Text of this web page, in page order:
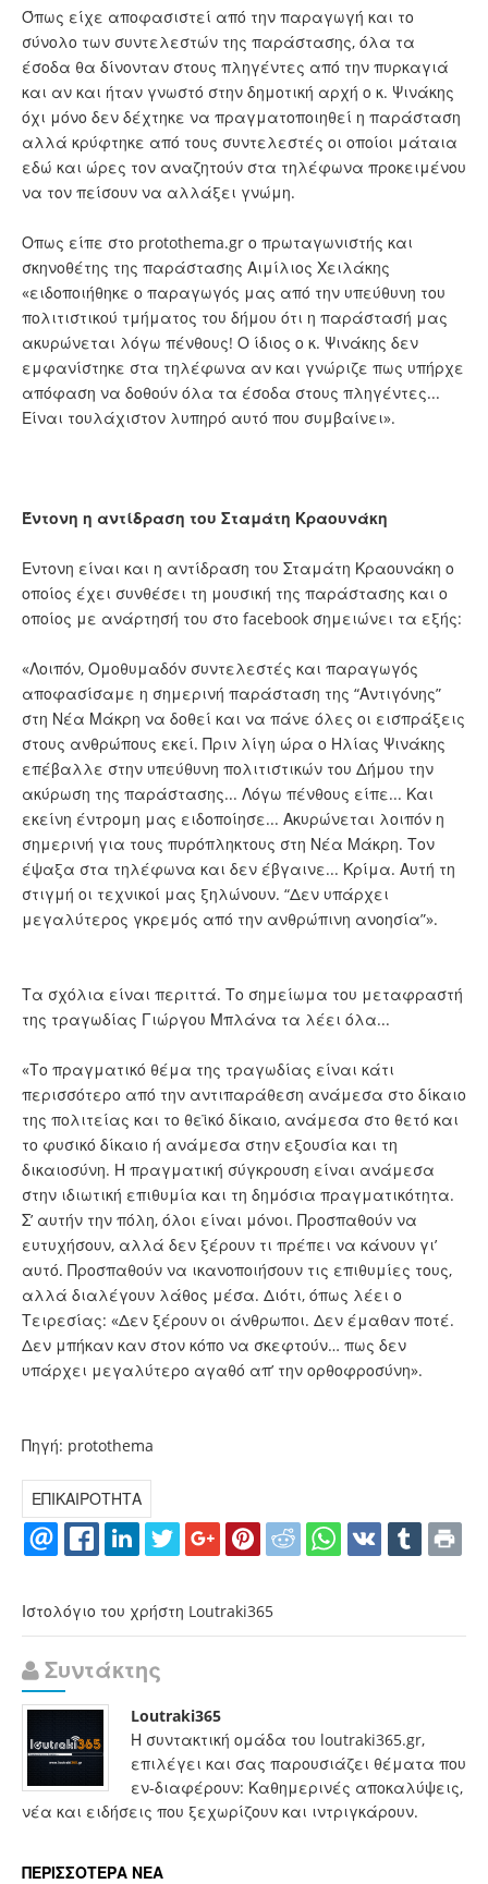
Όπως είχε αποφασιστεί από την παραγωγή και το
σύνολο των συντελεστών της παράστασης, όλα τα
έσοδα θα δίνονταν στους πληγέντες από την πυρκαγιά
και αν και ήταν γνωστό στην δημοτική αρχή ο κ. Ψινάκης
όχι μόνο δεν δέχτηκε να πραγματοποιηθεί η παράσταση
αλλά κρύφτηκε από τους συντελεστές οι οποίοι μάταια
εδώ και ώρες τον αναζητούν στα τηλέφωνα προκειμένου
να τον πείσουν να αλλάξει γνώμη.
Οπως είπε στο protothema.gr ο πρωταγωνιστής και
σκηνοθέτης της παράστασης Αιμίλιος Χειλάκης
«ειδοποιήθηκε ο παραγωγός μας από την υπεύθυνη του
πολιτιστικού τμήματος του δήμου ότι η παράστασή μας
ακυρώνεται λόγω πένθους! Ο ίδιος ο κ. Ψινάκης δεν
εμφανίστηκε στα τηλέφωνα αν και γνώριζε πως υπήρχε
απόφαση να δοθούν όλα τα έσοδα στους πληγέντες...
Είναι τουλάχιστον λυπηρό αυτό που συμβαίνει».
Έντονη η αντίδραση του Σταμάτη Κραουνάκη
Εντονη είναι και η αντίδραση του Σταμάτη Κραουνάκη ο
οποίος έχει συνθέσει τη μουσική της παράστασης και ο
οποίος με ανάρτησή του στο facebook σημειώνει τα εξής:
«Λοιπόν, Ομοθυμαδόν συντελεστές και παραγωγός
αποφασίσαμε η σημερινή παράσταση της “Αντιγόνης”
στη Νέα Μάκρη να δοθεί και να πάνε όλες οι εισπράξεις
στους ανθρώπους εκεί. Πριν λίγη ώρα ο Ηλίας Ψινάκης
επέβαλλε στην υπεύθυνη πολιτιστικών του Δήμου την
ακύρωση της παράστασης... Λόγω πένθους είπε... Και
εκείνη έντρομη μας ειδοποίησε... Ακυρώνεται λοιπόν η
σημερινή για τους πυρόπληκτους στη Νέα Μάκρη. Τον
έψαξα στα τηλέφωνα και δεν έβγαινε... Κρίμα. Αυτή τη
στιγμή οι τεχνικοί μας ξηλώνουν. “Δεν υπάρχει
μεγαλύτερος γκρεμός από την ανθρώπινη ανοησία”».
Τα σχόλια είναι περιττά. Το σημείωμα του μεταφραστή
της τραγωδίας Γιώργου Μπλάνα τα λέει όλα...
«Το πραγματικό θέμα της τραγωδίας είναι κάτι
περισσότερο από την αντιπαράθεση ανάμεσα στο δίκαιο
της πολιτείας και το θεϊκό δίκαιο, ανάμεσα στο θετό και
το φυσικό δίκαιο ή ανάμεσα στην εξουσία και τη
δικαιοσύνη. Η πραγματική σύγκρουση είναι ανάμεσα
στην ιδιωτική επιθυμία και τη δημόσια πραγματικότητα.
Σ’ αυτήν την πόλη, όλοι είναι μόνοι. Προσπαθούν να
ευτυχήσουν, αλλά δεν ξέρουν τι πρέπει να κάνουν γι’
αυτό. Προσπαθούν να ικανοποιήσουν τις επιθυμίες τους,
αλλά διαλέγουν λάθος μέσα. Διότι, όπως λέει ο
Τειρεσίας: «Δεν ξέρουν οι άνθρωποι. Δεν έμαθαν ποτέ.
Δεν μπήκαν καν στον κόπο να σκεφτούν… πως δεν
υπάρχει μεγαλύτερο αγαθό απ’ την ορθοφροσύνη».
Πηγή: protothema
ΕΠΙΚΑΙΡΟΤΗΤΑ
Ιστολόγιο του χρήστη Loutraki365
Συντάκτης
Loutraki365
Η συντακτική ομάδα του loutraki365.gr,
επιλέγει και σας παρουσιάζει θέματα που
εν-διαφέρουν: Καθημερινές αποκαλύψεις,
νέα και ειδήσεις που ξεχωρίζουν και ιντριγκάρουν.
ΠΕΡΙΣΣΟΤΕΡΑ ΝΕΑ